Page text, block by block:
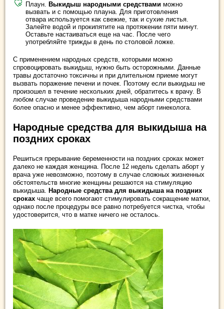
Плаун. Выкидыш народными средствами можно
вызвать и с помощью плауна. Для приготовления
отвара используется как свежие, так и сухие листья.
Залейте водой и прокипятите на протяжении пяти минут.
Оставьте настаиваться еще на час. После чего
употребляйте трижды в день по столовой ложке.
С применением народных средств, которыми можно
спровоцировать выкидыш, нужно быть осторожными. Данные
травы достаточно токсичны и при длительном приеме могут
вызвать поражение печени и почек. Поэтому если выкидыш не
произошел в течение нескольких дней, обратитесь к врачу. В
любом случае проведение выкидыша народными средствами
более опасно и менее эффективно, чем аборт гинеколога.
Народные средства для выкидыша на
поздних сроках
Решиться прерывание беременности на поздних сроках может
далеко не каждая женщина. После 12 недель сделать аборт у
врача уже невозможно, поэтому в случае сложных жизненных
обстоятельств многие женщины решаются на стимуляцию
выкидыша. Народные средства для выкидыша на поздних
сроках чаще всего помогают стимулировать сокращение матки,
однако после процедуры все равно потребуется чистка, чтобы
удостоверится, что в матке ничего не осталось.